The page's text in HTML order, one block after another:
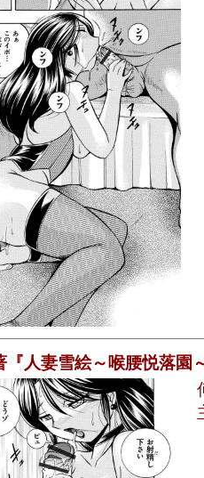
『人妻雪絵～喉腰悦落園